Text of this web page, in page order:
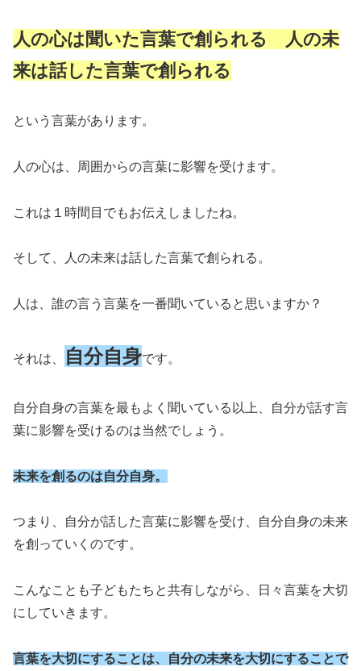
人の心は聞いた言葉で創られる 人の未
来は話した言葉で創られる
という言葉があります。
人の心は、周囲からの言葉に影響を受けます。
これは１時間目でもお伝えしましたね。
そして、人の未来は話した言葉で創られる。
人は、誰の言う言葉を一番聞いていると思いますか？
それは、 自分自身です。
自分自身の言葉を最もよく聞いている以上、自分が話す言
葉に影響を受けるのは当然でしょう。
未来を創るのは自分自身。
つまり、自分が話した言葉に影響を受け、自分自身の未来
を創っていくのです。
こんなことも子どもたちと共有しながら、日々言葉を大切
にしていきます。
言葉を大切にすることは、自分の未来を大切にすることで